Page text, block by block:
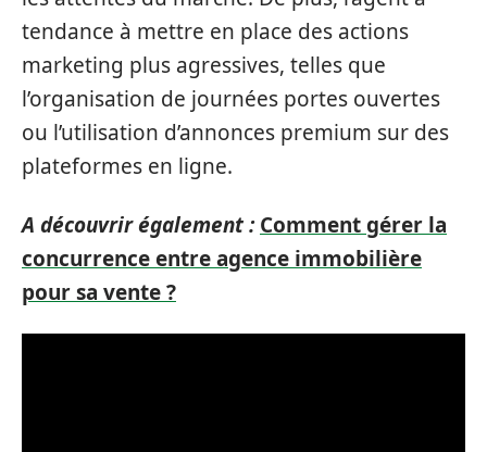
tendance à mettre en place des actions
marketing plus agressives, telles que
l’organisation de journées portes ouvertes
ou l’utilisation d’annonces premium sur des
plateformes en ligne.
A découvrir également : Comment gérer la
concurrence entre agence immobilière
pour sa vente ?